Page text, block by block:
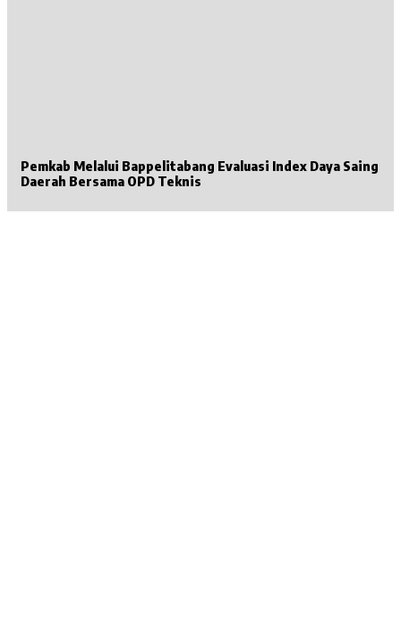
Pemkab Melalui Bappelitabang Evaluasi Index Daya Saing
Daerah Bersama OPD Teknis